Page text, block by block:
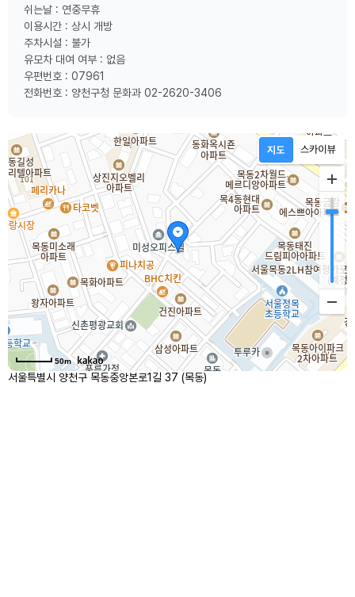
쉬는날 : 연중무휴
이용시간 : 상시 개방
주차시설 : 불가
유모차 대여 여부 : 없음
우편번호 : 07961
전화번호 : 양천구청 문화과 02-2620-3406
50m
서울특별시 양천구 목동중앙본로1길 37 (목동)